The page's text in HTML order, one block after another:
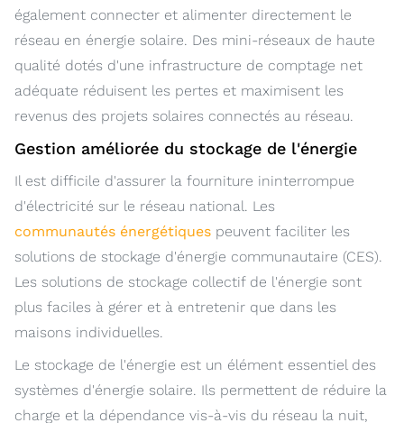
également connecter et alimenter directement le
réseau en énergie solaire. Des mini-réseaux de haute
qualité dotés d'une infrastructure de comptage net
adéquate réduisent les pertes et maximisent les
revenus des projets solaires connectés au réseau.
Gestion améliorée du stockage de l'énergie
Il est difficile d'assurer la fourniture ininterrompue
d'électricité sur le réseau national. Les
communautés énergétiques peuvent faciliter les
solutions de stockage d'énergie communautaire (CES).
Les solutions de stockage collectif de l'énergie sont
plus faciles à gérer et à entretenir que dans les
maisons individuelles.
Le stockage de l'énergie est un élément essentiel des
systèmes d'énergie solaire. Ils permettent de réduire la
charge et la dépendance vis-à-vis du réseau la nuit,